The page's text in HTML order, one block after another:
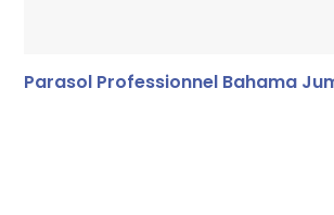
Parasol Professionnel Bahama